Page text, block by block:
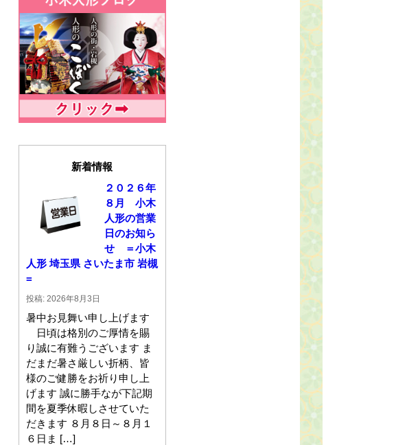
新着情報
２０２６年
８月 小木
人形の営業
日のお知ら
せ ＝小木
人形 埼玉県 さいたま市 岩槻
=
投稿: 2026年8月3日
暑中お見舞い申し上げます
日頃は格別のご厚情を賜
り誠に有難うございます ま
だまだ暑さ厳しい折柄、皆
様のご健勝をお祈り申し上
げます 誠に勝手なが下記期
間を夏季休暇しさせていた
だきます ８月８日～８月１
６日ま […]